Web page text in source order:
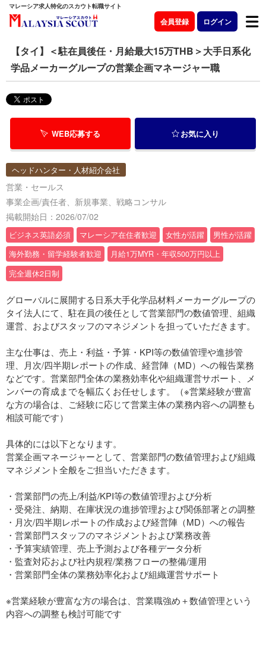
マレーシア求人特化のスカウト転職サイト
会員登録 ログイン
【タイ】＜駐在員後任・月給最大15万THB＞大手日系化
学品メーカーグループの営業企画マネージャー職
WEB応募する お気に入り
ヘッドハンター・人材紹介会社
営業・セールス
事業企画/責任者、新規事業、戦略コンサル
掲載開始日：2026/07/02
ビジネス英語必須 マレーシア在住者歓迎 女性が活躍
男性が活躍
海外勤務・留学経験者歓迎
月給1万MYR・年収500万円以上
完全週休2日制
グローバルに展開する日系大手化学品材料メーカーグループの
タイ法人にて、駐在員の後任として営業部門の数値管理、組織
運営、およびスタッフのマネジメントを担っていただきます。
主な仕事は、売上・利益・予算・KPI等の数値管理や進捗管
理、月次/四半期レポートの作成、経営陣（MD）への報告業務
などです。営業部門全体の業務効率化や組織運営サポート、メ
ンバーの育成までを幅広くお任せします。（※営業経験が豊富
な方の場合は、ご経験に応じて営業主体の業務内容への調整も
相談可能です）
具体的には以下となります。
営業企画マネージャーとして、営業部門の数値管理および組織
マネジメント全般をご担当いただきます。
・営業部門の売上/利益/KPI等の数値管理および分析
・受発注、納期、在庫状況の進捗管理および関係部署との調整
・月次/四半期レポートの作成および経営陣（MD）への報告
・営業部門スタッフのマネジメントおよび業務改善
・予算実績管理、売上予測および各種データ分析
・監査対応および社内規程/業務フローの整備/運用
・営業部門全体の業務効率化および組織運営サポート
※営業経験が豊富な方の場合は、営業職強め＋数値管理という
内容への調整も検討可能です